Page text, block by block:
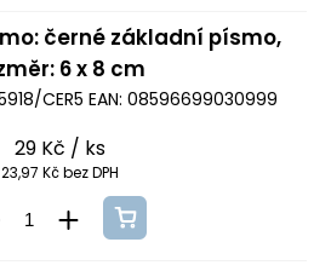
černé základní písmo,
6 x 8 cm
CER5 EAN: 08596699030999
29 Kč / ks
23,97 Kč bez DPH